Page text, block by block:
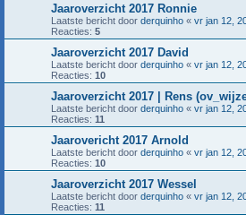
Jaaroverzicht 2017 Ronnie
Laatste bericht door derquinho « vr jan 12,
Reacties: 5
Jaaroverzicht 2017 David
Laatste bericht door derquinho « vr jan 12,
Reacties: 10
Jaaroverzicht 2017 | Rens
Laatste bericht door derquinho « vr jan 12,
Reacties: 11
Jaarovericht 2017 Arnold
Laatste bericht door derquinho « vr jan 12,
Reacties: 10
Jaaroverzicht 2017 Wessel
Laatste bericht door derquinho « vr jan 12,
Reacties: 11